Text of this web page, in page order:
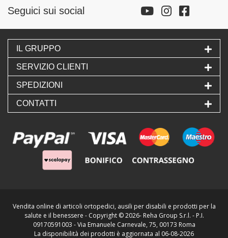
Seguici sui social
IL GRUPPO
SERVIZIO CLIENTI
SPEDIZIONI
CONTATTI
Vendita online di articoli ortopedici, ausili per disabili e prodotti per la
salute e il benessere - Copyright ©2026- Reha Group S.r.l. - P.I.
09170591003 - Via Emanuele Carnevale, 75, 00173 Roma
La disponibilità dei prodotti è aggiornata al 06-08-2026